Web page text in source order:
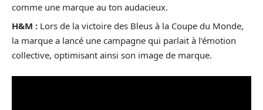
comme une marque au ton audacieux.
H&M : Lors de la victoire des Bleus à la Coupe du Monde,
la marque a lancé une campagne qui parlait à l’émotion
collective, optimisant ainsi son image de marque.